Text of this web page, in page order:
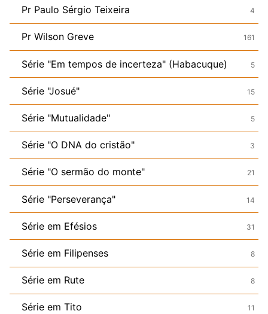
Pr Paulo Sérgio Teixeira 4
Pr Wilson Greve 161
Série "Em tempos de incerteza" (Habacuque) 5
Série "Josué" 15
Série "Mutualidade" 5
Série "O DNA do cristão" 3
Série "O sermão do monte" 21
Série "Perseverança" 14
Série em Efésios 31
Série em Filipenses 8
Série em Rute 8
Série em Tito 11